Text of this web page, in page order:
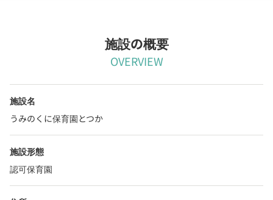
施設の概要
OVERVIEW
施設名
うみのくに保育園とつか
施設形態
認可保育園